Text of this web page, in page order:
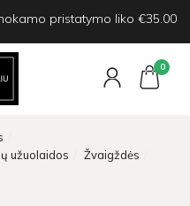
pristatymo liko €35.00
0
užuolaidos
Žvaigždės